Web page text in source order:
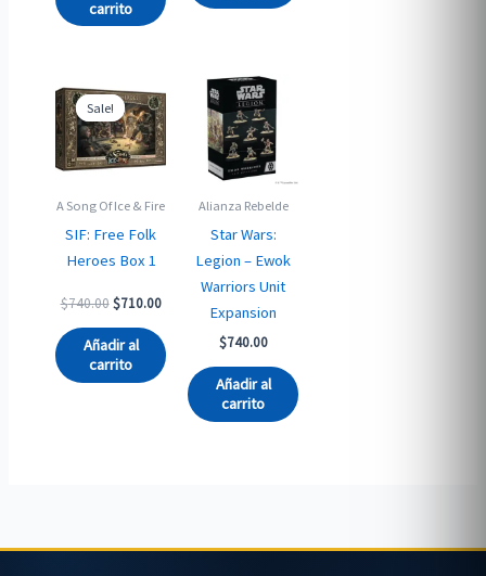
carrito
Sale!
Sale!
A Song Of Ice & Fire
SIF: Free Folk
Heroes Box 1
$740.00 Original
was:
$740.00.
$710.00Current
is:
$710.00.
Añadir al
carrito
Alianza Rebelde
Star Wars:
Legion – Ewok
Warriors Unit
Expansion
$740.00
Añadir al
carrito